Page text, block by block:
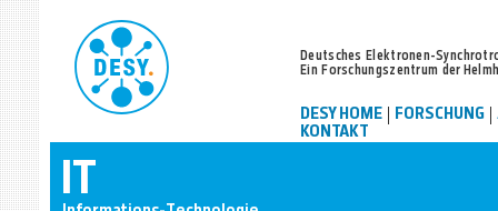
Deutsches Elektronen-
Ein Forschungszentrum der
DESY HOME FORSCHUNG
KONTAKT